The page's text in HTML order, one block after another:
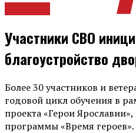
Участники СВО
благоустройство
Более 30 участников и
годовой цикл обучения в
проекта «Герои
программы «Время героев».